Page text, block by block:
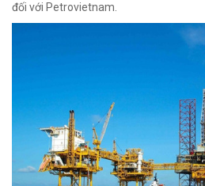
đối với Petrovietnam.